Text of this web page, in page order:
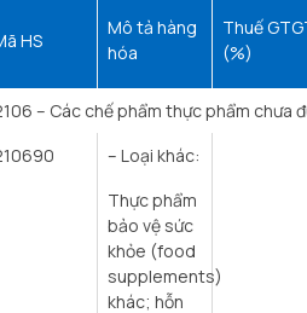
HS
Mô tả hàng
hóa
Thuế
(%)
– Các chế phẩm thực phẩm chưa
– Loại khác:
Thực phẩm
bảo vệ sức
khỏe (food
supplements)
khác; hỗn